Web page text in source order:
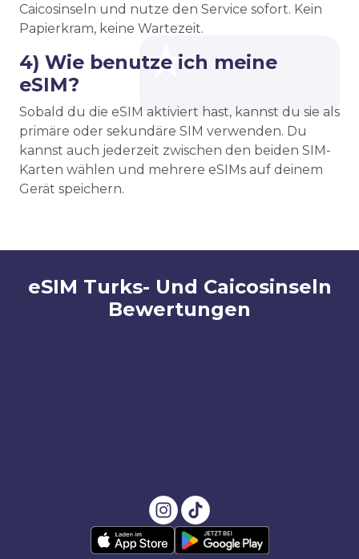
Caicosinseln und nutze den Service sofort. Kein
Papierkram, keine Wartezeit.
4) Wie benutze ich meine
eSIM?
Sobald du die eSIM aktiviert hast, kannst du sie als
primäre oder sekundäre SIM verwenden. Du
kannst auch jederzeit zwischen den beiden SIM-
Karten wählen und mehrere eSIMs auf deinem
Gerät speichern.
eSIM Turks- Und Caicosinseln
Bewertungen